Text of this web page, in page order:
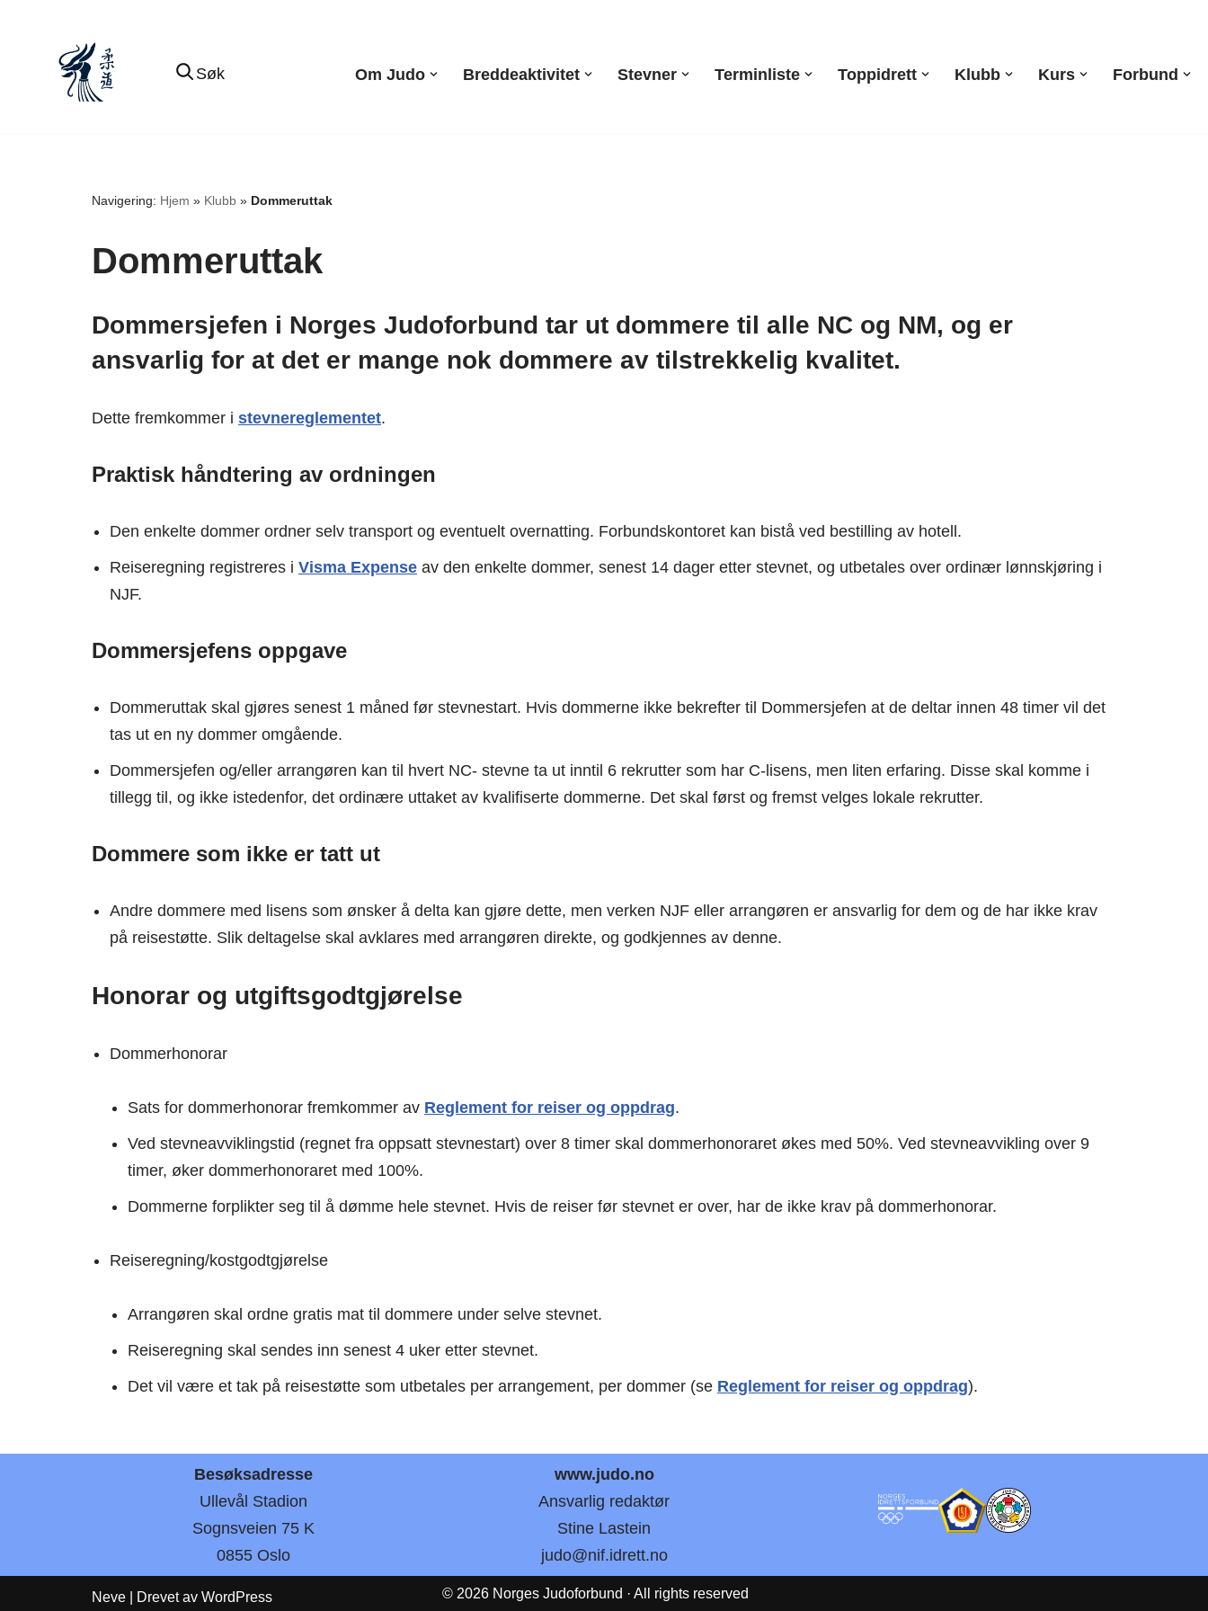
innholdet
Søk Om Judo Breddeaktivitet Stevner Terminliste Toppidrett Klubb Kurs Forbund
Navigering: Hjem » Klubb » Dommeruttak
Dommeruttak
Dommersjefen i Norges Judoforbund tar ut dommere til alle NC og NM, og er
ansvarlig for at det er mange nok dommere av tilstrekkelig kvalitet.
Dette fremkommer i stevnereglementet.
Praktisk håndtering av ordningen
Den enkelte dommer ordner selv transport og eventuelt overnatting. Forbundskontoret kan bistå ved bestilling av hotell.
Reiseregning registreres i Visma Expense av den enkelte dommer, senest 14 dager etter stevnet, og utbetales over ordinær lønnskjøring i
NJF.
Dommersjefens oppgave
Dommeruttak skal gjøres senest 1 måned før stevnestart. Hvis dommerne ikke bekrefter til Dommersjefen at de deltar innen 48 timer vil det
tas ut en ny dommer omgående.
Dommersjefen og/eller arrangøren kan til hvert NC- stevne ta ut inntil 6 rekrutter som har C-lisens, men liten erfaring. Disse skal komme i
tillegg til, og ikke istedenfor, det ordinære uttaket av kvalifiserte dommerne. Det skal først og fremst velges lokale rekrutter.
Dommere som ikke er tatt ut
Andre dommere med lisens som ønsker å delta kan gjøre dette, men verken NJF eller arrangøren er ansvarlig for dem og de har ikke krav
på reisestøtte. Slik deltagelse skal avklares med arrangøren direkte, og godkjennes av denne.
Honorar og utgiftsgodtgjørelse
Dommerhonorar
Sats for dommerhonorar fremkommer av Reglement for reiser og oppdrag.
Ved stevneavviklingstid (regnet fra oppsatt stevnestart) over 8 timer skal dommerhonoraret økes med 50%. Ved stevneavvikling over 9
timer, øker dommerhonoraret med 100%.
Dommerne forplikter seg til å dømme hele stevnet. Hvis de reiser før stevnet er over, har de ikke krav på dommerhonorar.
Reiseregning/kostgodtgjørelse
Arrangøren skal ordne gratis mat til dommere under selve stevnet.
Reiseregning skal sendes inn senest 4 uker etter stevnet.
Det vil være et tak på reisestøtte som utbetales per arrangement, per dommer (se Reglement for reiser og oppdrag).
Besøksadresse
Ullevål Stadion
Sognsveien 75 K
0855 Oslo
www.judo.no
Ansvarlig redaktør
Stine Lastein
judo@nif.idrett.no
Neve | Drevet av WordPress © 2026 Norges Judoforbund · All rights reserved